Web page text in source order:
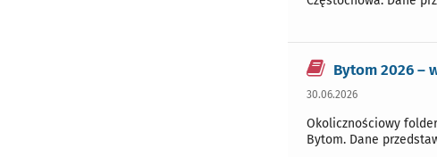
Bytom 2026 –
30.06.2026
Okolicznościowy
Bytom. Dane